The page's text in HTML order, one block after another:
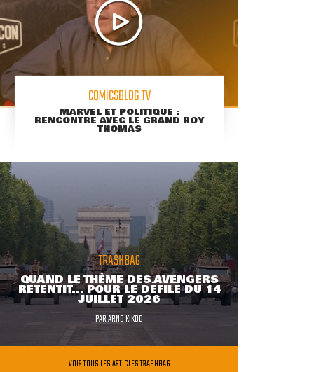
COMICSBLOG TV
MARVEL ET POLITIQUE :
RENCONTRE AVEC LE GRAND ROY
THOMAS
TRASHBAG
QUAND LE THÈME DES AVENGERS
RETENTIT... POUR LE DÉFILÉ DU 14
JUILLET 2026
PARARNO KIKOO
VOIR TOUS LES ARTICLES TRASHBAG